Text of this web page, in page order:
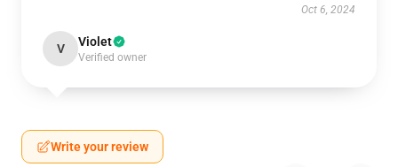
Oct 6, 2024
V Violet
Verified owner
Write your review